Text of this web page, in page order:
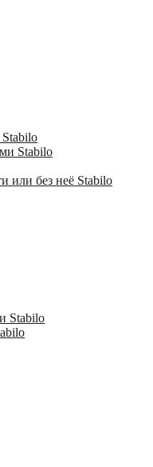
Stabilo
или без неё Stabilo
Stabilo